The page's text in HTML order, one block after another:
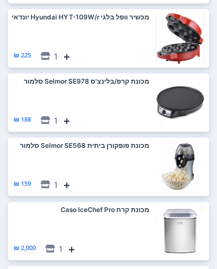
‏מכשיר וופל בלגי Hyundai HYT-109W/r יונדאי
1
225 ₪
‏מכונת קרפ/בלינצ'ס Selmor SE978 סלמור
1
188 ₪
‏מכונת פופקורן ביתית Selmor SE568 סלמור
1
159 ₪
‏מכונת קרח Caso IceChef Pro
1
2,000 ₪